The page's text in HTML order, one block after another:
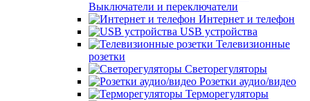
Выключатели и переключатели
Интернет и телефон
USB устройства
Телевизионные
розетки
Светорегуляторы
Розетки аудио/видео
Терморегуляторы